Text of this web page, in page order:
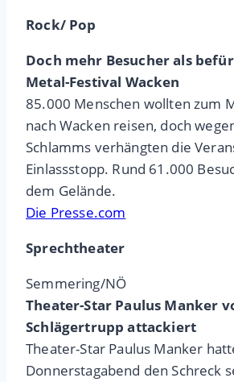
Rock/ Pop
Doch mehr Besucher als
Metal-Festival Wacken
85.000 Menschen wollten zum
nach Wacken reisen, doch
Schlamms verhängten die
Einlassstopp. Rund 61.000
dem Gelände.
Die Presse.com
Sprechtheater
Semmering/NÖ
Theater-Star Paulus Manker
Schlägertrupp attackiert
Theater-Star Paulus Manker
Donnerstagabend den Schreck